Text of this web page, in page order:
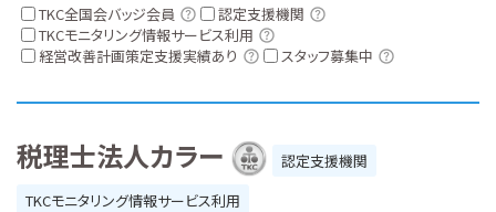
TKC全国会バッジ会員
認定支援機関
TKCモニタリング情報サービス利用
経営改善計画策定支援実績あり
スタッフ募集中
税理士法人カラー
認定支援機関
TKCモニタリング情報サービス利用